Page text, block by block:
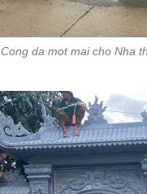
Cong da mot mai cho Nha